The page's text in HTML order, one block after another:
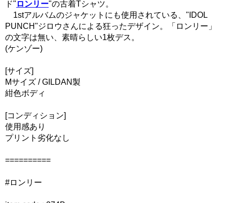
ド" ロンリー"の古着Tシャツ。
1stアルバムのジャケットにも使用されている、"IDOL
PUNCH"ジロウさんによる狂ったデザイン。「ロンリー」
の文字は無い、素晴らしい1枚デス。
(ケンゾー)
[サイズ]
Mサイズ / GILDAN製
紺色ボディ
[コンディション]
使用感あり
プリント劣化なし
==========
#ロンリー